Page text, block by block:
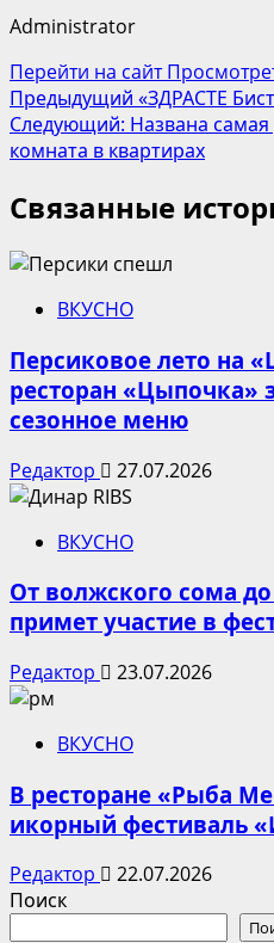
Administrator
Перейти на сайт
Навигация
записи
Предыдущий «ЗДРАСТЕ
Следующий: Названа
комната в квартирах
Связанные
ВКУСНО
Персиковое лето на
ресторан «Цыпочка»
сезонное меню
Редактор 27.07.2026
ВКУСНО
От волжского сома
примет участие в
Редактор 23.07.2026
ВКУСНО
В ресторане «Рыба
икорный фестиваль
Редактор
22.07.2026
Поиск